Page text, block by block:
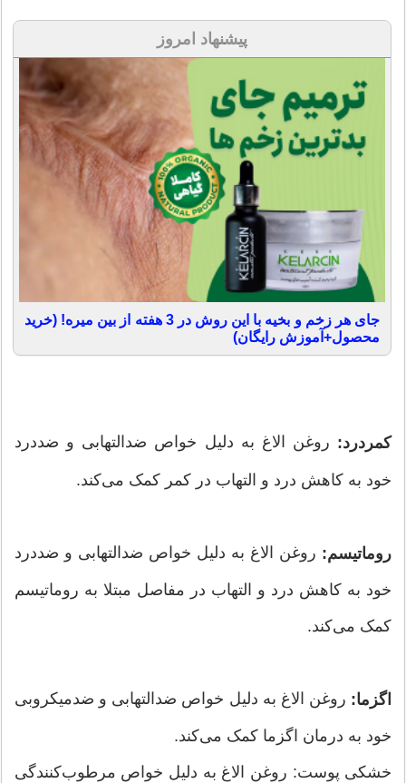
پیشنهاد امروز
جای هر زخم و بخیه با این روش در 3 هفته از بین میره! (خرید
محصول+آموزش رایگان)
کمردرد: روغن الاغ به دلیل خواص ضدالتهابی و ضددرد
خود به کاهش درد و التهاب در کمر کمک می‌کند.
روماتیسم: روغن الاغ به دلیل خواص ضدالتهابی و ضددرد
خود به کاهش درد و التهاب در مفاصل مبتلا به روماتیسم
کمک می‌کند.
اگزما: روغن الاغ به دلیل خواص ضدالتهابی و ضدمیکروبی
خود به درمان اگزما کمک می‌کند.
خشکی پوست: روغن الاغ به دلیل خواص مرطوب‌کنندگی